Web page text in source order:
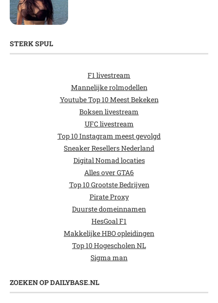
STERK SPUL
F1 livestream
Mannelijke rolmodellen
Youtube Top 10 Meest Bekeken
Boksen livestream
UFC livestream
Top 10 Instagram meest gevolgd
Sneaker Resellers Nederland
Digital Nomad locaties
Alles over GTA6
Top 10 Grootste Bedrijven
Pirate Proxy
Duurste domeinnamen
HesGoal F1
Makkelijke HBO opleidingen
Top 10 Hogescholen NL
Sigma man
ZOEKEN OP DAILYBASE.NL